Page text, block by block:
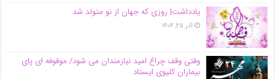
یادداشت| روزی که جهان از نو متولد شد
آذر ۲۵, ۱۴۰۴
وقتی وقف چراغ امید نیازمندان می شود/ موقوفه ای پای
بیماران کلیوی ایستاد